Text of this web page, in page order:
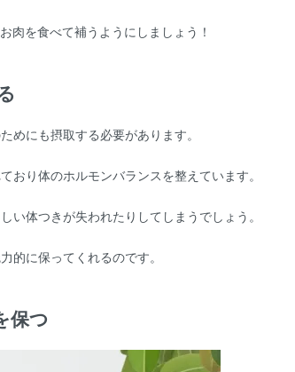
肉を食べて補うようにしましょう！
めにも摂取する必要があります。
り体のホルモンバランスを整えています。
体つきが失われたりしてしまうでしょう。
的に保ってくれるのです。
保つ